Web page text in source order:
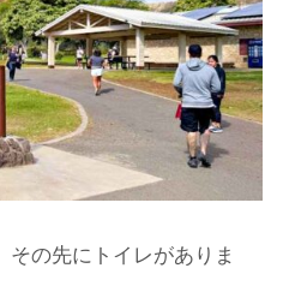
の先にトイレがありま